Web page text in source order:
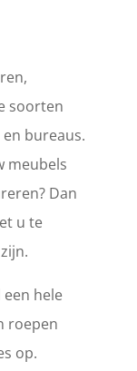
soorten
bureaus.
meubels
Dan
u te
hele
roepen
op.